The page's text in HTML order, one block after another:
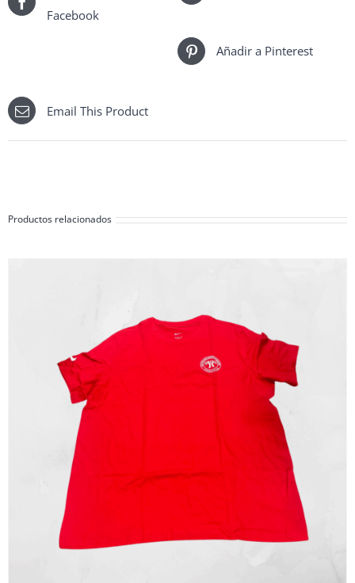
Facebook
Añadir a Pinterest
Email This Product
Productos relacionados